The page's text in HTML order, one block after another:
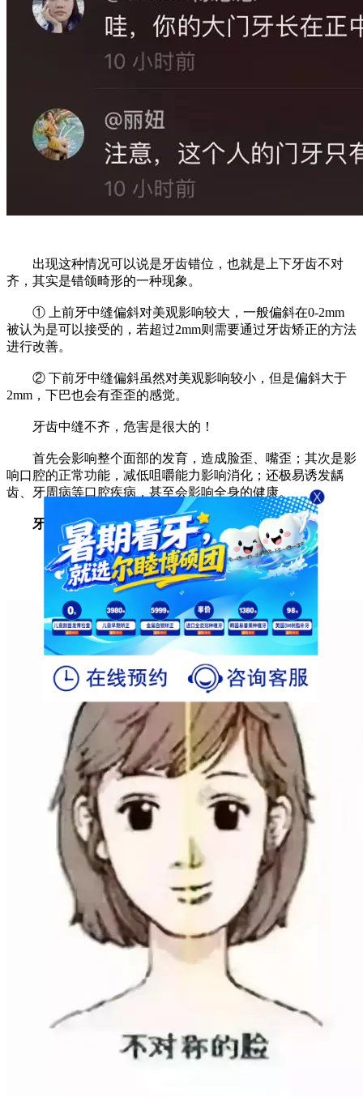
出现这种情况可以说是牙齿错位，也就是上下牙齿不对
齐，其实是错颌畸形的一种现象。
① 上前牙中缝偏斜对美观影响较大，一般偏斜在0-2mm
被认为是可以接受的，若超过2mm则需要通过牙齿矫正的方法
进行改善。
② 下前牙中缝偏斜虽然对美观影响较小，但是偏斜大于
2mm，下巴也会有歪歪的感觉。
牙齿中缝不齐，危害是很大的！
首先会影响整个面部的发育，造成脸歪、嘴歪；其次是影
响口腔的正常功能，减低咀嚼能力影响消化；还极易诱发龋
齿、牙周病等口腔疾病，甚至会影响全身的健康。
牙齿中缝不齐如何解决？